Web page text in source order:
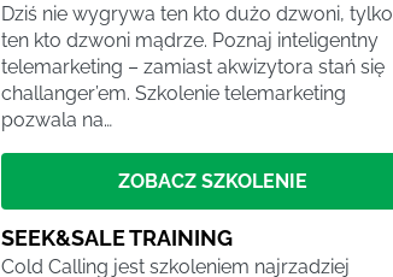
Dziś nie wygrywa ten kto dużo dzwoni, tylko
ten kto dzwoni mądrze. Poznaj inteligentny
telemarketing – zamiast akwizytora stań się
challanger’em. Szkolenie telemarketing
pozwala na…
ZOBACZ SZKOLENIE
SEEK&SALE TRAINING
Cold Calling jest szkoleniem najrzadziej